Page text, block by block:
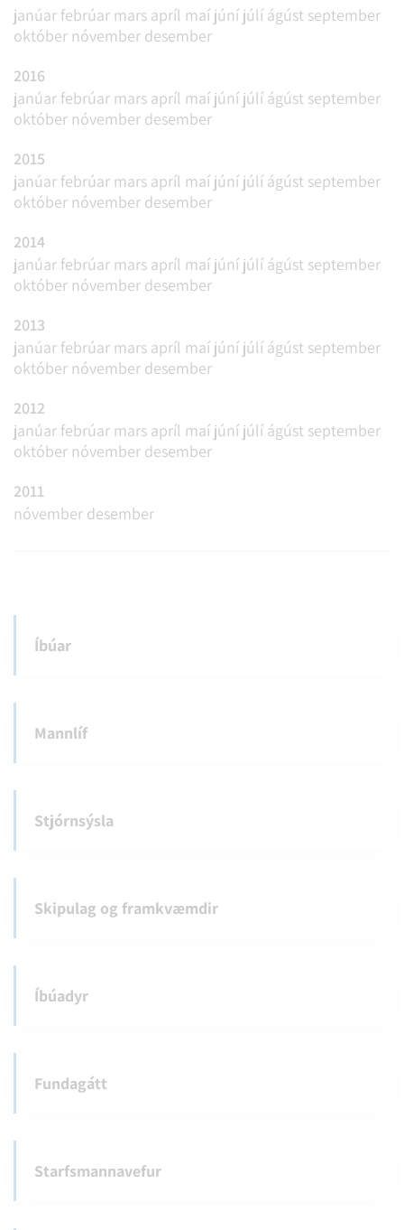
janúar febrúar mars apríl maí júní júlí ágúst september
október nóvember desember
2016
janúar febrúar mars apríl maí júní júlí ágúst september
október nóvember desember
2015
janúar febrúar mars apríl maí júní júlí ágúst september
október nóvember desember
2014
janúar febrúar mars apríl maí júní júlí ágúst september
október nóvember desember
2013
janúar febrúar mars apríl maí júní júlí ágúst september
október nóvember desember
2012
janúar febrúar mars apríl maí júní júlí ágúst september
október nóvember desember
2011
nóvember desember
Íbúar
Mannlíf
Stjórnsýsla
Skipulag og framkvæmdir
Íbúadyr
Fundagátt
Starfsmannavefur